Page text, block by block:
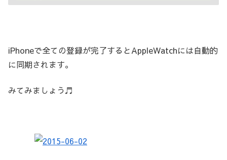
iPhoneで全ての登録が完了するとAppleWatchには自動的
に同期されます。
みてみましょう♬